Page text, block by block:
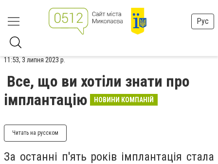
Рус
11:53, 3 липня 2023 р.
Все, що ви хотіли знати про
імплантацію
НОВИНИ КОМПАНІЙ
Читать на русском
За останні п'ять років імплантація стала